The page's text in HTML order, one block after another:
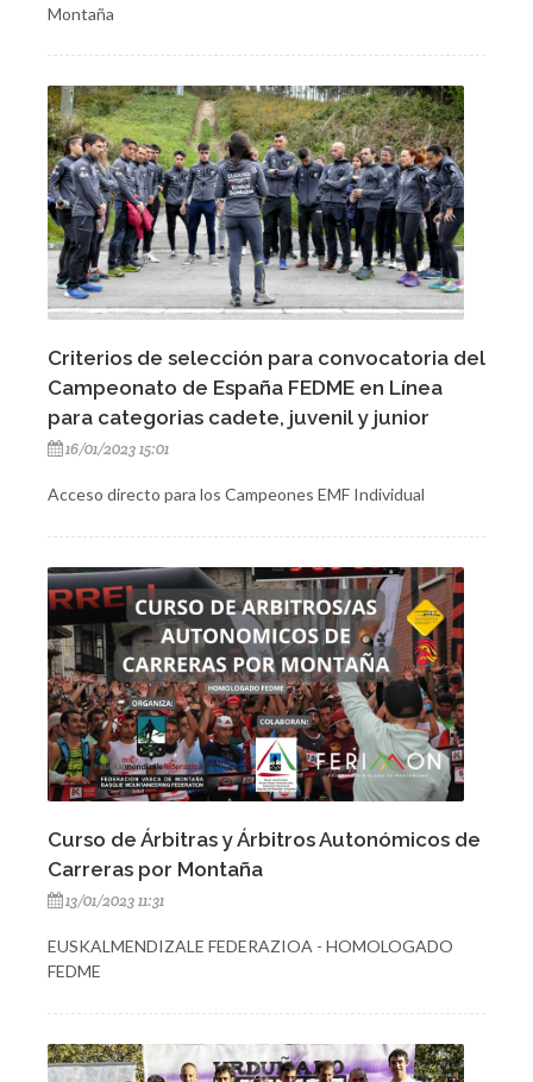
Montaña
Criterios de selección para convocatoria del
Campeonato de España FEDME en Línea
para categorias cadete, juvenil y junior
16/01/2023 15:01
Acceso directo para los Campeones EMF Individual
Curso de Árbitras y Árbitros Autonómicos de
Carreras por Montaña
13/01/2023 11:31
EUSKALMENDIZALE FEDERAZIOA - HOMOLOGADO
FEDME